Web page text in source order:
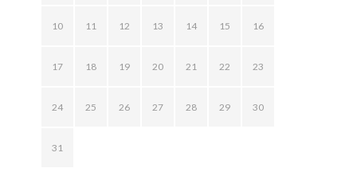
10 11 12 13 14 15 16
17 18 19 20 21 22 23
24 25 26 27 28 29 30
31